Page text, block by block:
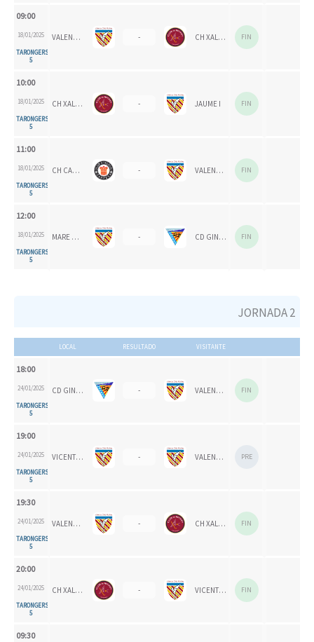
09:00
18/01/2025
TARONGERS
5
VALENCIA CH - CH XALOC FIN
10:00
18/01/2025
TARONGERS
5
CH XALOC 1993 - JAUME I FIN
11:00
18/01/2025
TARONGERS
5
CH CARPESA - VALENCIA CH 2024 FIN
12:00
18/01/2025
TARONGERS
5
MARE NOSTRUM - CD GINER CELESTE FIN
JORNADA 2
LOCAL RESULTADO VISITANTE
18:00
24/01/2025
TARONGERS
5
CD GINER CORAL - VALENCIA CH 1924 FIN
19:00
24/01/2025
TARONGERS
5
VICENTE GAOS - VALENCIA CH PRE
19:30
24/01/2025
TARONGERS
5
VALENCIA CH - CH XALOC FIN
20:00
24/01/2025
TARONGERS
5
CH XALOC - VICENTE GAOS FIN
09:30